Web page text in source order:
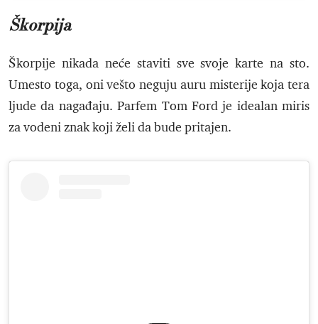
Škorpija
Škorpije nikada neće staviti sve svoje karte na sto.
Umesto toga, oni vešto neguju auru misterije koja tera
ljude da nagađaju. Parfem Tom Ford je idealan miris
za vodeni znak koji želi da bude pritajen.